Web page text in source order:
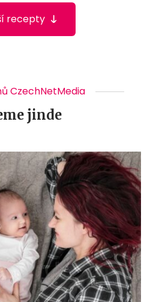
recepty
CzechNetMedia
jinde